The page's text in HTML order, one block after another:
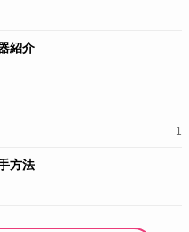
紹介
1
方法